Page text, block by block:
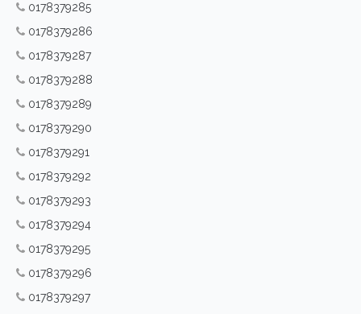
0178379285
0178379286
0178379287
0178379288
0178379289
0178379290
0178379291
0178379292
0178379293
0178379294
0178379295
0178379296
0178379297